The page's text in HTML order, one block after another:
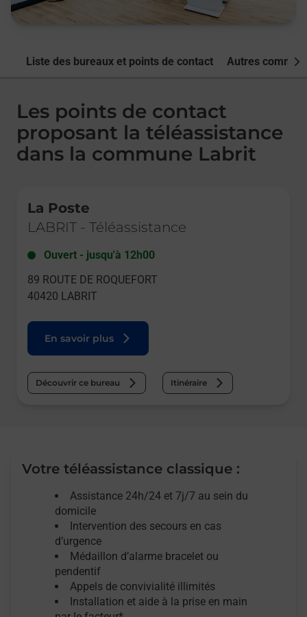
Liste des bureaux et points de contact Autres
Les points de contact
proposant la téléassistance
dans la commune Labrit
La Poste
LABRIT - Téléassistance
Ouvert - jusqu'à 12h00
89 ROUTE DE ROQUEFORT
40420 LABRIT
En savoir plus
Découvrir ce bureau Itinéraire
Votre téléassistance classique :
Assistance 24h/24 et 7j/7 au sein du
domicile
Intervention des secours en cas
d’urgence
Médaillon d’alarme bracelet ou
pendentif
Appels de convivialité illimités
Installation et aide à la prise en main